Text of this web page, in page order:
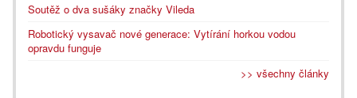
Soutěž o dva sušáky značky Vileda
Robotický vysavač nové generace: Vytírání horkou vodou
opravdu funguje
>> všechny články